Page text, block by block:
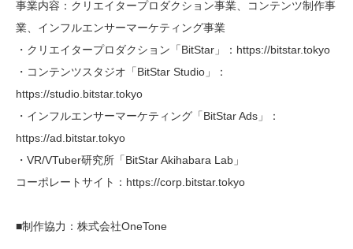
事業内容：クリエイタープロダクション事業、コンテンツ制作事
業、インフルエンサーマーケティング事業
・クリエイタープロダクション「BitStar」：https://bitstar.tokyo
・コンテンツスタジオ「BitStar Studio」：
https://studio.bitstar.tokyo
・インフルエンサーマーケティング「BitStar Ads」：
https://ad.bitstar.tokyo
・VR/VTuber研究所「BitStar Akihabara Lab」
コーポレートサイト：https://corp.bitstar.tokyo
■制作協力：株式会社OneTone